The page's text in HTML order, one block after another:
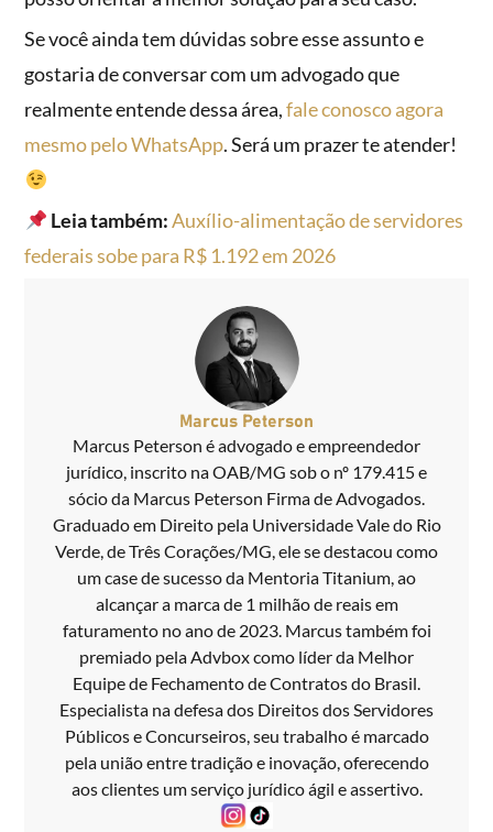
Se você ainda tem dúvidas sobre esse assunto e
gostaria de conversar com um advogado que
realmente entende dessa área,fale conosco agora
mesmo pelo WhatsApp. Será um prazer te atender!
Leia também:Auxílio-alimentação de servidores
federais sobe para R$ 1.192 em 2026
Marcus Peterson
Marcus Peterson é advogado e empreendedor
jurídico, inscrito na OAB/MG sob o nº 179.415 e
sócio da Marcus Peterson Firma de Advogados.
Graduado em Direito pela Universidade Vale do Rio
Verde, de Três Corações/MG, ele se destacou como
um case de sucesso da Mentoria Titanium, ao
alcançar a marca de 1 milhão de reais em
faturamento no ano de 2023. Marcus também foi
premiado pela Advbox como líder da Melhor
Equipe de Fechamento de Contratos do Brasil.
Especialista na defesa dos Direitos dos Servidores
Públicos e Concurseiros, seu trabalho é marcado
pela união entre tradição e inovação, oferecendo
aos clientes um serviço jurídico ágil e assertivo.